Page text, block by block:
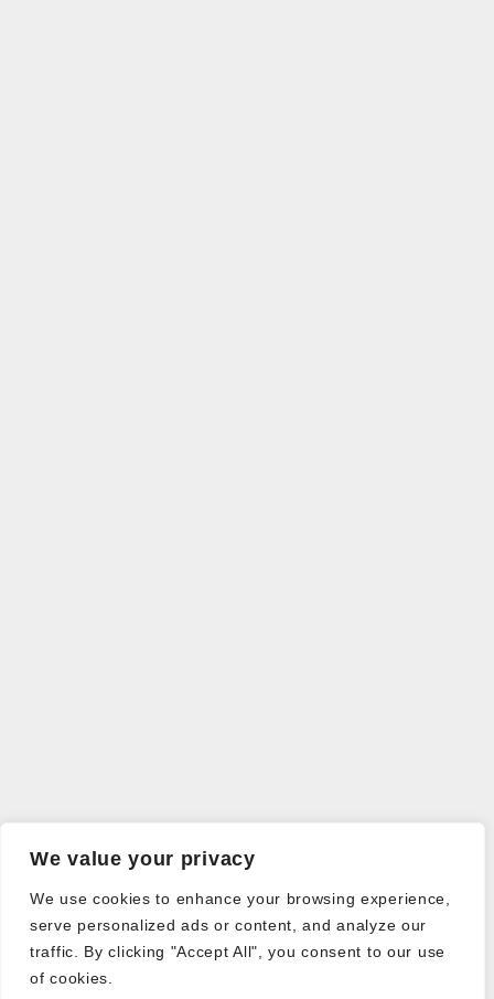
We value your privacy
We use cookies to enhance your browsing experience,
serve personalized ads or content, and analyze our
traffic. By clicking "Accept All", you consent to our use
of cookies.